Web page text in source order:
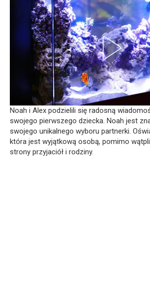
Noah i Alex podzielili się radosną
swojego pierwszego dziecka. Noah jest
swojego unikalnego wyboru partnerki.
która jest wyjątkową osobą, pomimo
strony przyjaciół i rodziny.